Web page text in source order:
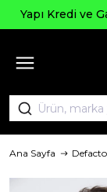
Yapı Kredi ve
Ana Sayfa